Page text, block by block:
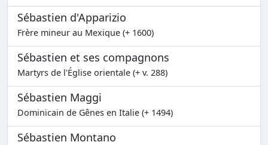
Sébastien d'Apparizio
Frère mineur au Mexique (+ 1600)
Sébastien et ses compagnons
Martyrs de l'Église orientale (+ v. 288)
Sébastien Maggi
Dominicain de Gênes en Italie (+ 1494)
Sébastien Montano